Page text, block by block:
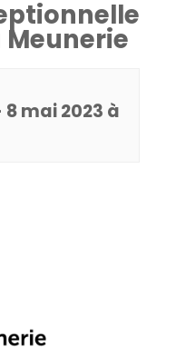
Meunerie
8 mai 2023 à